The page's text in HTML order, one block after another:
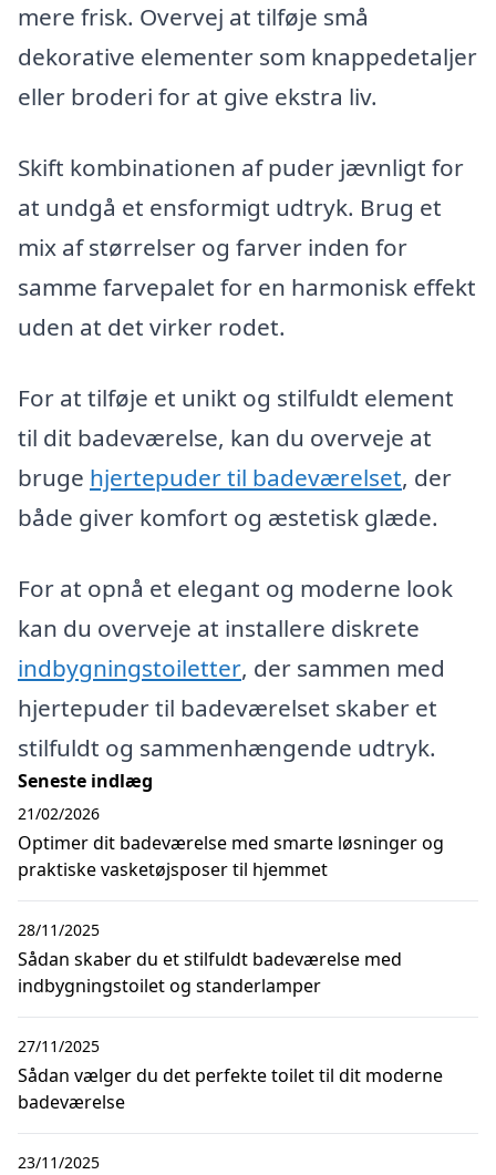
mere frisk. Overvej at tilføje små
dekorative elementer som knappedetaljer
eller broderi for at give ekstra liv.
Skift kombinationen af puder jævnligt for
at undgå et ensformigt udtryk. Brug et
mix af størrelser og farver inden for
samme farvepalet for en harmonisk effekt
uden at det virker rodet.
For at tilføje et unikt og stilfuldt element
til dit badeværelse, kan du overveje at
bruge hjertepuder til badeværelset, der
både giver komfort og æstetisk glæde.
For at opnå et elegant og moderne look
kan du overveje at installere diskrete
indbygningstoiletter, der sammen med
hjertepuder til badeværelset skaber et
stilfuldt og sammenhængende udtryk.
Seneste indlæg
Optimer dit badeværelse med smarte løsninger og
praktiske vasketøjsposer til hjemmet
21/02/2026
Sådan skaber du et stilfuldt badeværelse med
indbygningstoilet og standerlamper
28/11/2025
Sådan vælger du det perfekte toilet til dit moderne
badeværelse
27/11/2025
23/11/2025